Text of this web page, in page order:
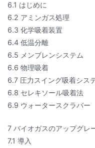
6.1 はじめに
6.2 アミンガス処理
6.3 化学吸着装置
6.4 低温分離
6.5 メンブレンシステム
6.6 物理吸着
6.7 圧力スイング吸着シス
6.8 セレキソール吸着法
6.9 ウォータースクラバー
7 バイオガスのアップグレ
7.1 導入